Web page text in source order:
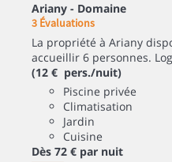
Ariany - Domaine
3 Évaluations
La propriété à Ariany
accueillir 6 personnes.
(12 € pers./nuit)
Piscine privée
Climatisation
Jardin
Cuisine
Dès 72 € par nuit